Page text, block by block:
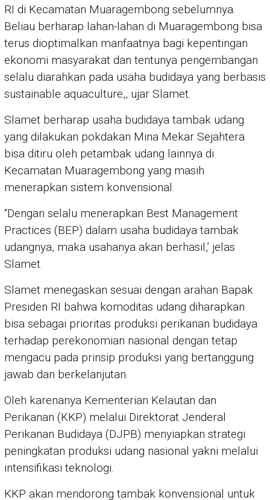
RI di Kecamatan Muaragembong sebelumnya.
Beliau berharap lahan-lahan di Muaragembong bisa
terus dioptimalkan manfaatnya bagi kepentingan
ekonomi masyarakat dan tentunya pengembangan
selalu diarahkan pada usaha budidaya yang berbasis
sustainable aquaculture,, ujar Slamet.
Slamet berharap usaha budidaya tambak udang
yang dilakukan pokdakan Mina Mekar Sejahtera
bisa ditiru oleh petambak udang lainnya di
Kecamatan Muaragembong yang masih
menerapkan sistem konvensional.
“Dengan selalu menerapkan Best Management
Practices (BEP) dalam usaha budidaya tambak
udangnya, maka usahanya akan berhasil,’ jelas
Slamet.
Slamet menegaskan sesuai dengan arahan Bapak
Presiden RI bahwa komoditas udang diharapkan
bisa sebagai prioritas produksi perikanan budidaya
terhadap perekonomian nasional dengan tetap
mengacu pada prinsip produksi yang bertanggung
jawab dan berkelanjutan.
Oleh karenanya Kementerian Kelautan dan
Perikanan (KKP) melalui Direktorat Jenderal
Perikanan Budidaya (DJPB) menyiapkan strategi
peningkatan produksi udang nasional yakni melalui
intensifikasi teknologi.
KKP akan mendorong tambak konvensional untuk